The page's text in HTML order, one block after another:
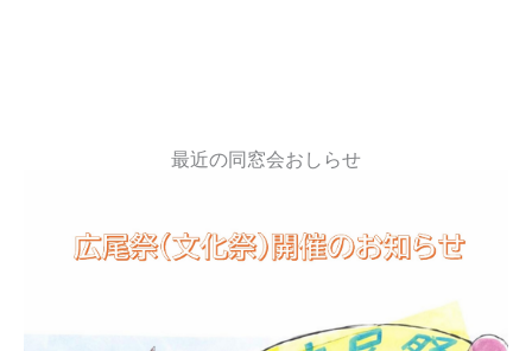
最近の同窓会おしらせ